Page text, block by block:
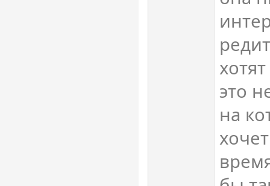
это
на